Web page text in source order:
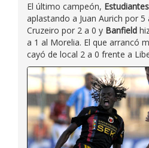
El último campeón,
aplastando a Juan Aurich por 5
Cruzeiro por 2 a 0 y Banfield
a 1 al Morelia. El que arrancó
cayó de local 2 a 0 frente a